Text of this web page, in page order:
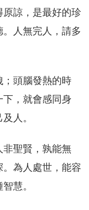
諒，是最好的珍
人無完人，請多
頭腦發熱的時
，就會感同身
人。
聖賢，孰能無
為人處世，能容
慧。